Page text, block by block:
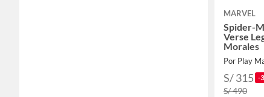
MARVEL
Spider-
Verse
Morales
Por Play
S/ 315 -
S/ 490